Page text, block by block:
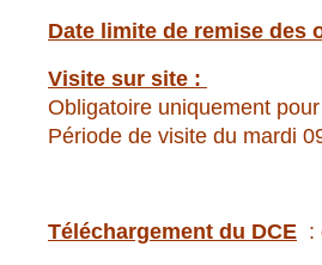
Date limite de remise des
Visite sur site :
Obligatoire uniquement
Période de visite du mardi
Téléchargement du DCE :